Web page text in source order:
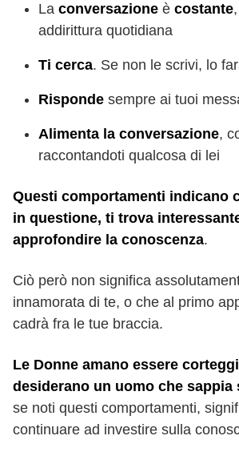
La conversazione è costante
addirittura quotidiana
Ti cerca. Se non le scrivi, lo
Risponde sempre ai tuoi
Alimenta la conversazione,
raccontandoti qualcosa di lei
Questi comportamenti indicano
in questione, ti trova
approfondire la conoscenza.
Ciò però non significa
innamorata di te, o che al primo
cadrà fra le tue braccia.
Le Donne amano essere
desiderano un uomo che sappia
se noti questi comportamenti,
continuare ad investire sulla